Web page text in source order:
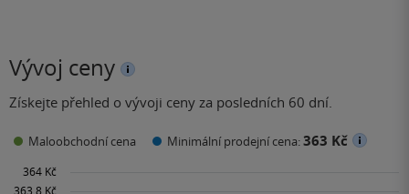
Vývoj ceny
Získejte přehled o vývoji ceny za posledních 60 dní.
Maloobchodní cena Minimální prodejní cena:363 Kč